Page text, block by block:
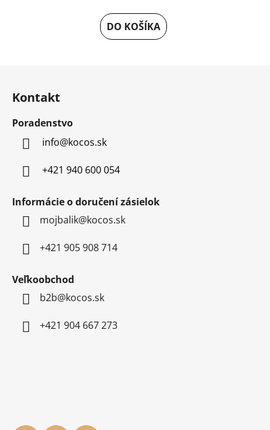
DO KOŠÍKA
Kontakt
Poradenstvo
info@kocos.sk
+421 940 600 054
Informácie o doručení zásielok
mojbalik@kocos.sk
+421 905 908 714
Veľkoobchod
b2b@kocos.sk
+421 904 667 273